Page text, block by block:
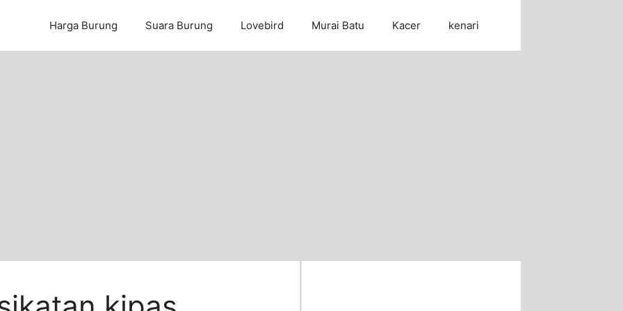
Harga Burung Suara Burung Lovebird Murai Batu Kacer kenari